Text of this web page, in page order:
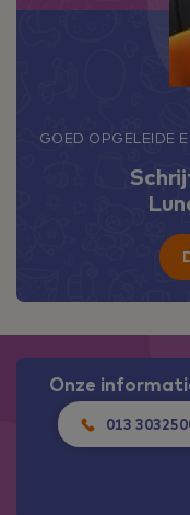
GOED OPGELEIDE
Onze
013